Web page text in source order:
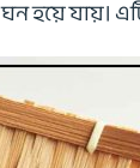
হয়ে যায়।